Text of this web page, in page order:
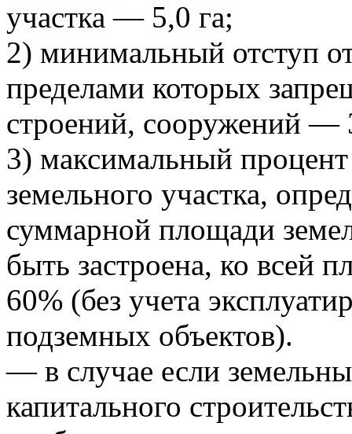
участка — 5,0 га;
2) минимальный отступ
пределами которых
строений, сооружений —
3) максимальный процент
земельного участка,
суммарной площади
быть застроена, ко всей
60% (без учета
подземных объектов).
— в случае если
капитального